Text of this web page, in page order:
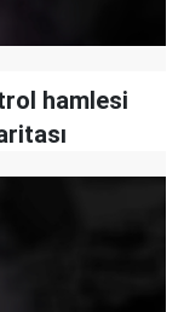
hamlesi